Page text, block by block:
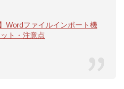
Wordファイルインポート機
ト・注意点